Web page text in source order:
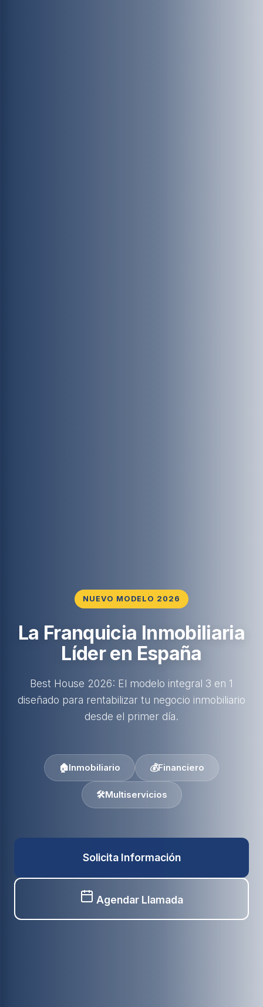
NUEVO MODELO 2026
La Franquicia Inmobiliaria
Líder en España
Best House 2026: El modelo integral 3 en 1
diseñado para rentabilizar tu negocio inmobiliario
desde el primer día.
🏠Inmobiliario 💰Financiero
🛠️Multiservicios
Solicita Información
Agendar Llamada